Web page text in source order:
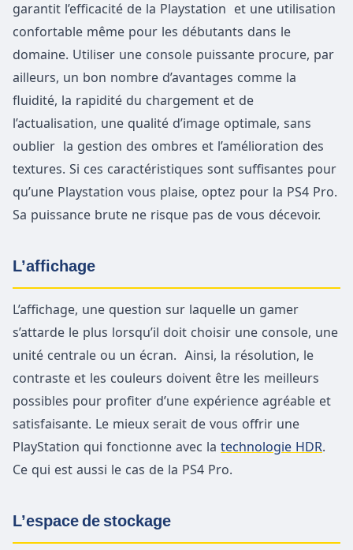
garantit l’efficacité de la Playstation et une utilisation
confortable même pour les débutants dans le
domaine. Utiliser une console puissante procure, par
ailleurs, un bon nombre d’avantages comme la
fluidité, la rapidité du chargement et de
l’actualisation, une qualité d’image optimale, sans
oublier la gestion des ombres et l’amélioration des
textures. Si ces caractéristiques sont suffisantes pour
qu’une Playstation vous plaise, optez pour la PS4 Pro.
Sa puissance brute ne risque pas de vous décevoir.
L’affichage
L’affichage, une question sur laquelle un gamer
s’attarde le plus lorsqu’il doit choisir une console, une
unité centrale ou un écran. Ainsi, la résolution, le
contraste et les couleurs doivent être les meilleurs
possibles pour profiter d’une expérience agréable et
satisfaisante. Le mieux serait de vous offrir une
PlayStation qui fonctionne avec la technologie HDR.
Ce qui est aussi le cas de la PS4 Pro.
L’espace de stockage